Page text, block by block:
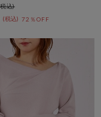
72％OFF